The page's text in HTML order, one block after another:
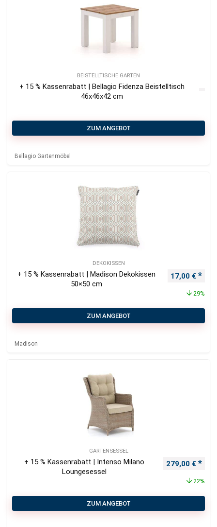
BEISTELLTISCHE GARTEN
+ 15 % Kassenrabatt | Bellagio Fidenza Beistelltisch
46x46x42 cm
ZUM ANGEBOT
Bellagio Gartenmöbel
DEKOKISSEN
+ 15 % Kassenrabatt | Madison Dekokissen
50×50 cm
17,00 €
29%
ZUM ANGEBOT
Madison
GARTENSESSEL
+ 15 % Kassenrabatt | Intenso Milano
Loungesessel
279,00 €
22%
ZUM ANGEBOT